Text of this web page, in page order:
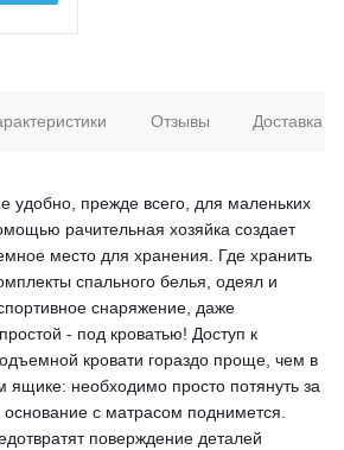
удобно, прежде всего, для маленьких
рачительная хозяйка создает
место для хранения. Где хранить
спального белья, одеял и
снаряжение, даже
- под кроватью! Доступ к
кровати гораздо проще, чем в
ящике: необходимо просто потянуть за
с матрасом поднимется.
поверждение деталей
Отзывы Доставка